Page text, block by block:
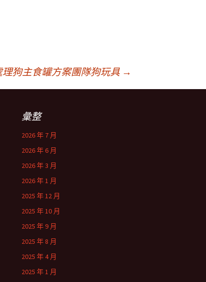
狗主食罐方案團隊狗玩具 →
彙整
2026 年 7 月
2026 年 6 月
2026 年 3 月
2026 年 1 月
2025 年 12 月
2025 年 10 月
2025 年 9 月
2025 年 8 月
2025 年 4 月
2025 年 1 月